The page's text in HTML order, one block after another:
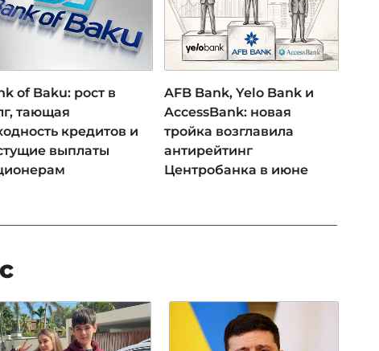
of Baku: рост в
тающая
кредитов и
выплаты
AFB Bank, Yelo Bank и
AccessBank: новая
тройка возглавила
антирейтинг
Центробанка в июне